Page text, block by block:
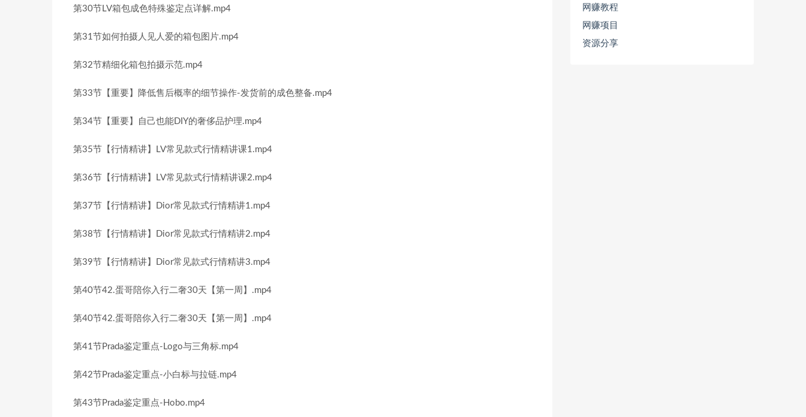
第30节LV箱包成色特殊鉴定点详解.mp4
第31节如何拍摄人见人爱的箱包图片.mp4
第32节精细化箱包拍摄示范.mp4
第33节【重要】降低售后概率的细节操作-发货前的成色整备.mp4
第34节【重要】自己也能DIY的奢侈品护理.mp4
第35节【行情精讲】LV常见款式行情精讲课1.mp4
第36节【行情精讲】LV常见款式行情精讲课2.mp4
第37节【行情精讲】Dior常见款式行情精讲1.mp4
第38节【行情精讲】Dior常见款式行情精讲2.mp4
第39节【行情精讲】Dior常见款式行情精讲3.mp4
第40节42.蛋哥陪你入行二奢30天【第一周】.mp4
第40节42.蛋哥陪你入行二奢30天【第一周】.mp4
第41节Prada鉴定重点-Logo与三角标.mp4
第42节Prada鉴定重点-小白标与拉链.mp4
第43节Prada鉴定重点-Hobo.mp4
网赚教程
网赚项目
资源分享